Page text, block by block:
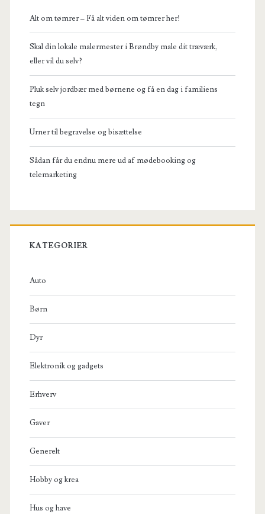
Alt om tømrer – Få alt viden om tømrer her!
Skal din lokale malermester i Brøndby male dit træværk,
eller vil du selv?
Pluk selv jordbær med børnene og få en dag i familiens
tegn
Urner til begravelse og bisættelse
Sådan får du endnu mere ud af mødebooking og
telemarketing
KATEGORIER
Auto
Børn
Dyr
Elektronik og gadgets
Erhverv
Gaver
Generelt
Hobby og krea
Hus og have